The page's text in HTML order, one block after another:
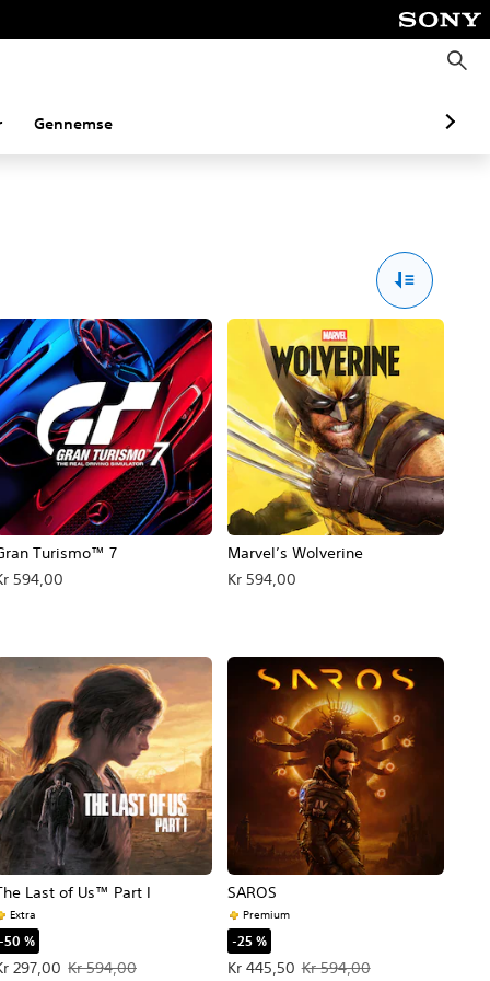
S
ø
Gennemse
Kr 594,00.
Turismo™ 7
594,00
Marvel’s Wolverine
Kr 594,00
Last of Us™ Part I
Extra
-50 %
297,00 Kr 297,00. Oprindelig pris Kr 594,00.
Kr 594,00
SAROS
Premium
-25 %
Kr 445,50
Tilbudspris Kr 445,50. Oprindelig
Kr 594,00